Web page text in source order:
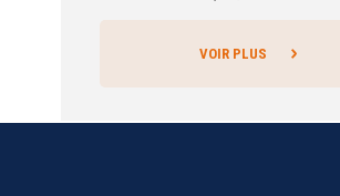
VOIR PLUS